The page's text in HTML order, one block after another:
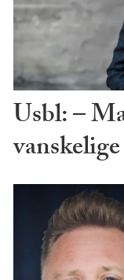
Usbl: –